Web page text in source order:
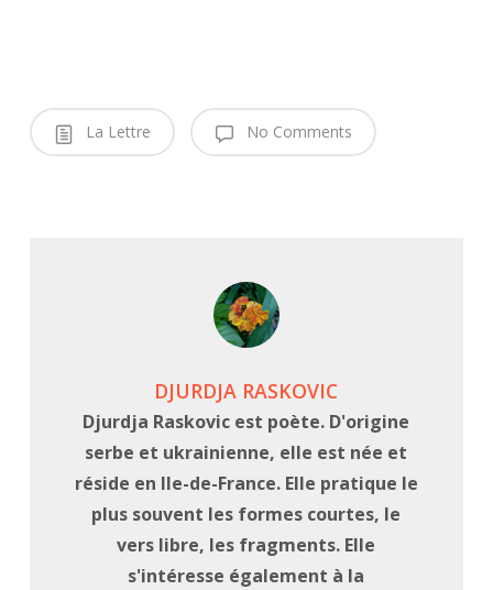
La Lettre No Comments
DJURDJA RASKOVIC
Djurdja Raskovic est poète. D'origine
serbe et ukrainienne, elle est née et
réside en Ile-de-France. Elle pratique le
plus souvent les formes courtes, le
vers libre, les fragments. Elle
s'intéresse également à la